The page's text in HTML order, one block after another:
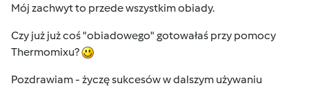
Mój zachwyt to przede wszystkim obiady.
Czy już już coś "obiadowego" gotowałaś przy pomocy
Thermomixu?
Pozdrawiam - życzę sukcesów w dalszym używaniu